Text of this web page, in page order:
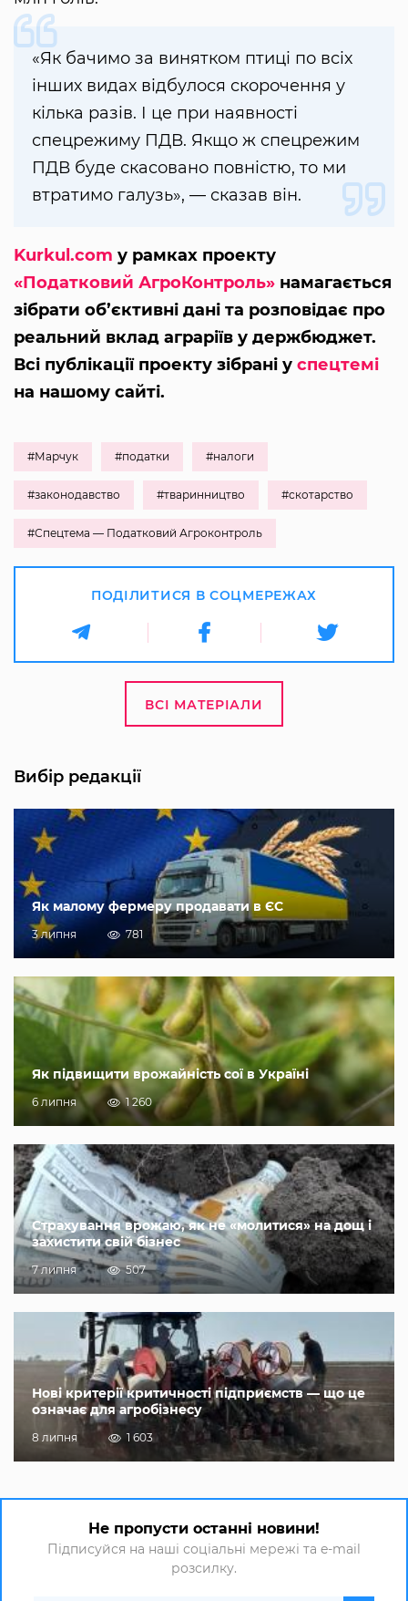
«Як бачимо за винятком птиці по всіх
інших видах відбулося скорочення у
кілька разів. І це при наявності
спецрежиму ПДВ. Якщо ж спецрежим
ПДВ буде скасовано повністю, то ми
втратимо галузь», — сказав він.
Kurkul.com у рамках проекту
«Податковий АгроКонтроль» намагається
зібрати об’єктивні дані та розповідає про
реальний вклад аграріїв у держбюджет.
Всі публікації проекту зібрані у спецтемі
на нашому сайті.
#Марчук #податки #налоги
#законодавство #тваринництво #скотарство
#Спецтема — Податковий Агроконтроль
ПОДІЛИТИСЯ В СОЦМЕРЕЖАХ
ВСІ МАТЕРІАЛИ
Вибір редакції
Як малому фермеру продавати в ЄС
3 липня 781
Як підвищити врожайність сої в Україні
6 липня 1 260
Страхування врожаю, як не «молитися» на дощ і
захистити свій бізнес
7 липня 507
Нові критерії критичності підприємств — що це
означає для агробізнесу
8 липня 1 603
Не пропусти останні новини!
Підписуйся на наші соціальні мережі та e-mail
розсилку.